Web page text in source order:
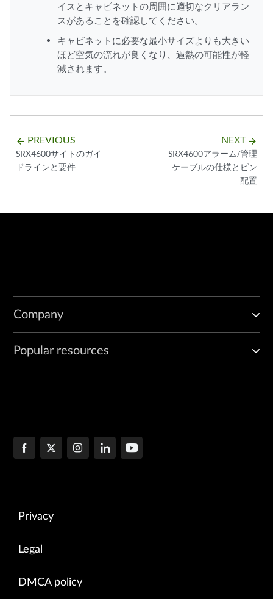
イスとキャビネットの周囲に適切なクリアラン
スがあることを確認してください。
キャビネットに必要な最小サイズよりも大きい
ほど空気の流れが良くなり、過熱の可能性が軽
減されます。
arrow_backward PREVIOUS
SRX4600サイトのガイ
ドラインと要件
NEXT arrow_forward
SRX4600アラーム/管理
ケーブルの仕様とピン
配置
Company
Popular resources
Privacy
Legal
DMCA policy